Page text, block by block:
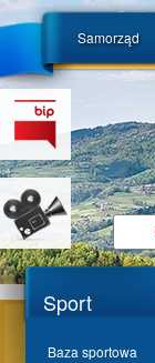
Samorząd
Sport
Baza sportowa